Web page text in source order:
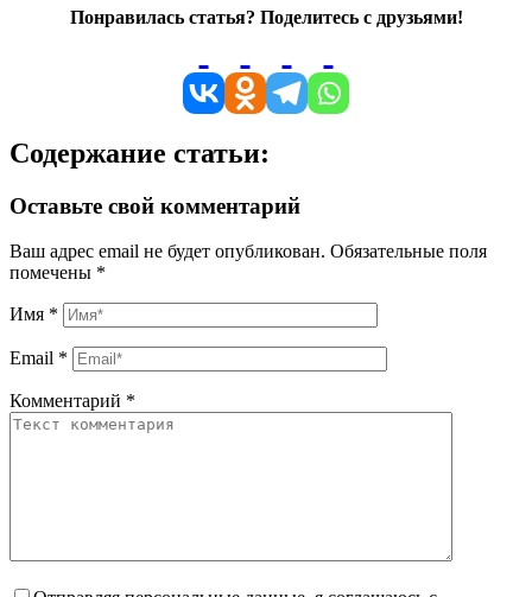
Понравилась статья? Поделитесь с друзьями!
Содержание статьи:
Оставьте свой комментарий
Ваш адрес email не будет опубликован. Обязательные поля
помечены *
Имя *
Email *
Комментарий *